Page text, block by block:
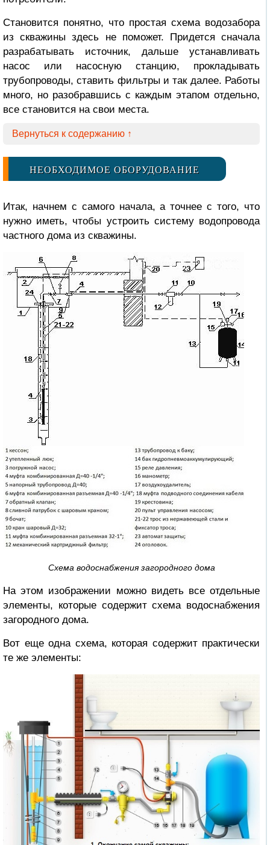
Становится понятно, что простая схема водозабора
из скважины здесь не поможет. Придется сначала
разрабатывать источник, дальше устанавливать
насос или насосную станцию, прокладывать
трубопроводы, ставить фильтры и так далее. Работы
много, но разобравшись с каждым этапом отдельно,
все становится на свои места.
Вернуться к содержанию ↑
НЕОБХОДИМОЕ ОБОРУДОВАНИЕ
Итак, начнем с самого начала, а точнее с того, что
нужно иметь, чтобы устроить систему водопровода
частного дома из скважины.
Схема водоснабжения загородного дома
На этом изображении можно видеть все отдельные
элементы, которые содержит схема водоснабжения
загородного дома.
Вот еще одна схема, которая содержит практически
те же элементы: